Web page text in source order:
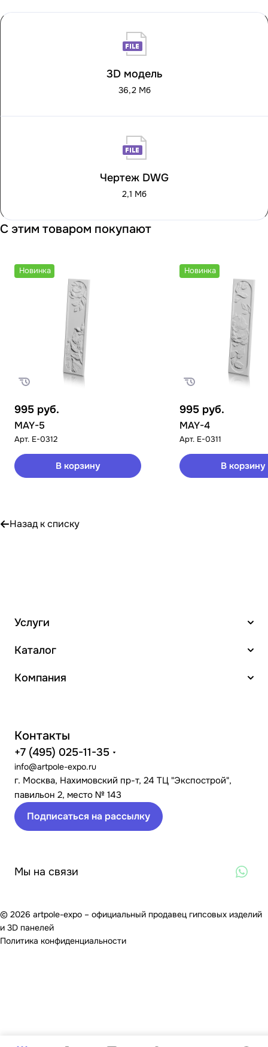
3D модель
36,2 Мб
Чертеж DWG
2,1 Мб
С этим товаром покупают
Новинка
995 руб.
MAY-5
Арт. E-0312
В корзину
Новинка
995 руб.
MAY-4
Арт. E-0311
В корзину
Назад к списку
Услуги
Каталог
Компания
Контакты
+7 (495) 025-11-35
info@artpole-expo.ru
г. Москва, Нахимовский пр-т, 24 ТЦ "Экспострой",
павильон 2, место № 143
Подписаться на рассылку
Мы на связи
© 2026 artpole-expo – официальный продавец гипсовых изделий
и 3D панелей
Политика конфиденциальности